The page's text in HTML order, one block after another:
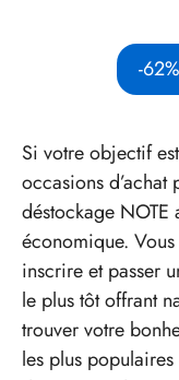
-
Si votre objectif
occasions
déstockage NOTE
économique.
inscrire et passer
le plus tôt offrant
trouver votre
les plus